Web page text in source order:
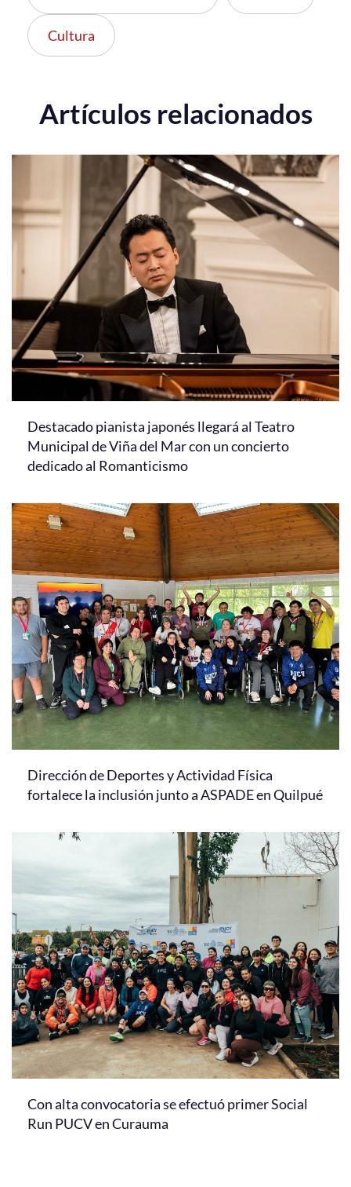
Cultura
Artículos relacionados
Destacado pianista japonés llegará al Teatro
Municipal de Viña del Mar con un concierto
dedicado al Romanticismo
Dirección de Deportes y Actividad Física
fortalece la inclusión junto a ASPADE en Quilpué
Con alta convocatoria se efectuó primer Social
Run PUCV en Curauma